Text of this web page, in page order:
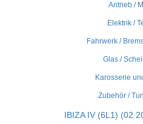
Antrieb /
Elektrik /
Fahrwerk /
Glas /
Karosserie
Zubehör /
IBIZA IV (6L1) (02